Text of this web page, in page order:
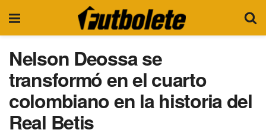
Nelson Deossa se
transformó en el cuarto
colombiano en la historia del
Real Betis